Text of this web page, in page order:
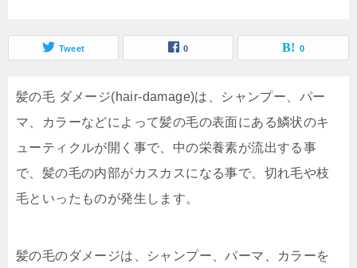
Tweet 0 0
髪の毛 ダメージ(hair-damage)は、シャンプー、パー
マ、カラーなどによって髪の毛の表面にある鱗状のキ
ューティクルが開く事で、中の栄養素が流出する事
で、髪の毛の内部がカスカスになる事で、切れ毛や枝
毛といったものが発生します。
髪の毛のダメージは、シャンプー、パーマ、カラーを